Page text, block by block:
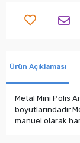
Ürün Açıklaması
Metal Mini Polis
manuel olarak